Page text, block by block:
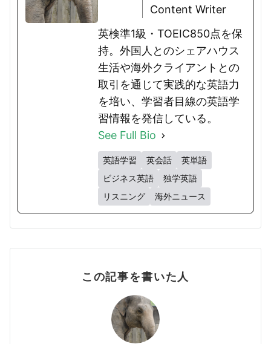
Content Writer
英検準1級・TOEIC850点を保
持。外国人とのシェアハウス
生活や海外クライアントとの
取引を通じて実践的な英語力
を培い、学習者目線の英語学
習情報を発信している。
See Full Bio
英語学習 英会話
英単語
ビジネス英語
独学英語
リスニング
海外ニュース
この記事を書いた人